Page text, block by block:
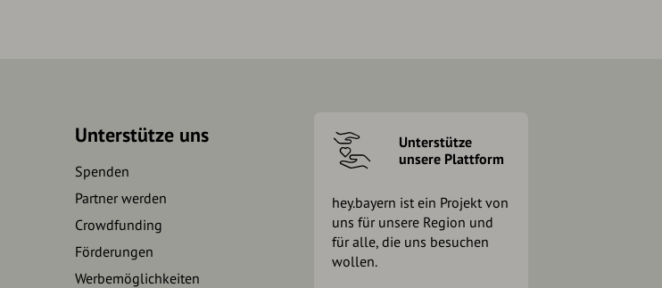
Unterstütze uns
Spenden
Partner werden
Crowdfunding
Förderungen
Werbemöglichkeiten
Unterstütze
unsere Plattform
hey.bayern ist ein Projekt von
uns für unsere Region und
für alle, die uns besuchen
wollen.